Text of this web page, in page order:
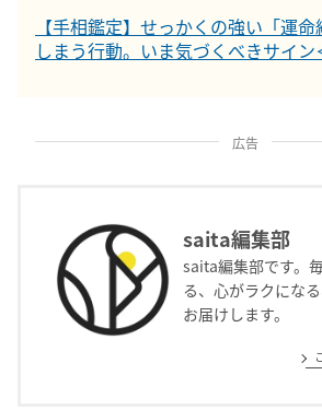
【手相鑑定】せっかくの強い「運
しまう行動。いま気づくべきサイン
広告
saita編集部
saita編集部です。
る、心がラクにな
お届けします。